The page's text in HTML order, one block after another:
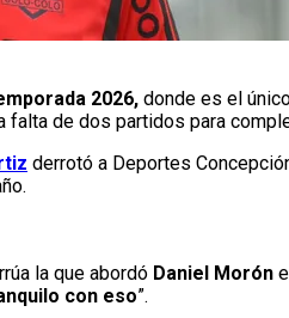
2026, donde es el
falta de dos partidos para
derrotó a Deportes
la que abordó Daniel Morón
con eso”.